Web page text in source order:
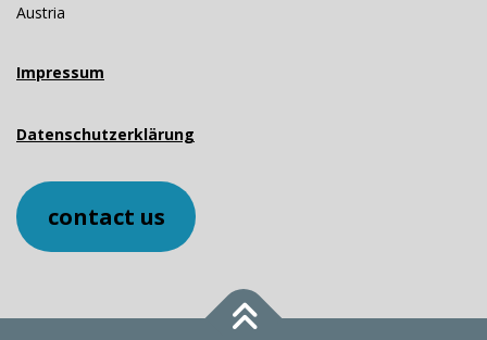
Austria
Impressum
Datenschutzerklärung
contact us